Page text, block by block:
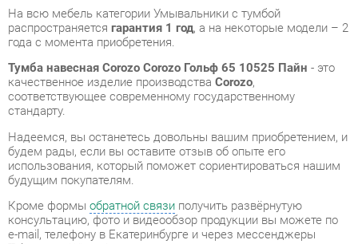
соответствующее современному государственному
стандарту.
Надеемся, вы останетесь довольны вашим приобретением, и
будем рады, если вы оставите отзыв об опыте его
использования, который поможет сориентироваться нашим
будущим покупателям.
Кроме формы
e-mail, телефону в Екатеринбурге и через мессенджеры
Telegram и WhatsApp.
Умывальники с тумбой также можно сравнить между собой
Гольф 65 10525 Пайн, самостоятельно забрав его с нашего
центрального склада в г. Екатеринбург. Полный список
адресов и магазинов смотрите на страницеконтактов.